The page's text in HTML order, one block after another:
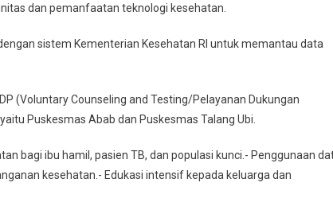
dan pemanfaatan teknologi kesehatan.
sistem Kementerian Kesehatan RI untuk memantau data
(Voluntary Counseling and Testing/Pelayanan Dukungan
Puskesmas Abab dan Puskesmas Talang Ubi.
bagi ibu hamil, pasien TB, dan populasi kunci.- Penggunaan
kesehatan.- Edukasi intensif kepada keluarga dan